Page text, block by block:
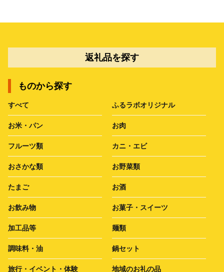
返礼品を探す
ものから探す
すべて ふるラボオリジナル
お米・パン お肉
フルーツ類 カニ・エビ
おさかな類 お野菜類
たまご お酒
お飲み物 お菓子・スイーツ
加工品等 麺類
調味料・油 鍋セット
旅行・イベント・体験 地域のお礼の品